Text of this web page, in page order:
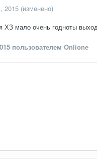
2015 (изменено)
ХЗ мало очень годноты
пользователем Onlione